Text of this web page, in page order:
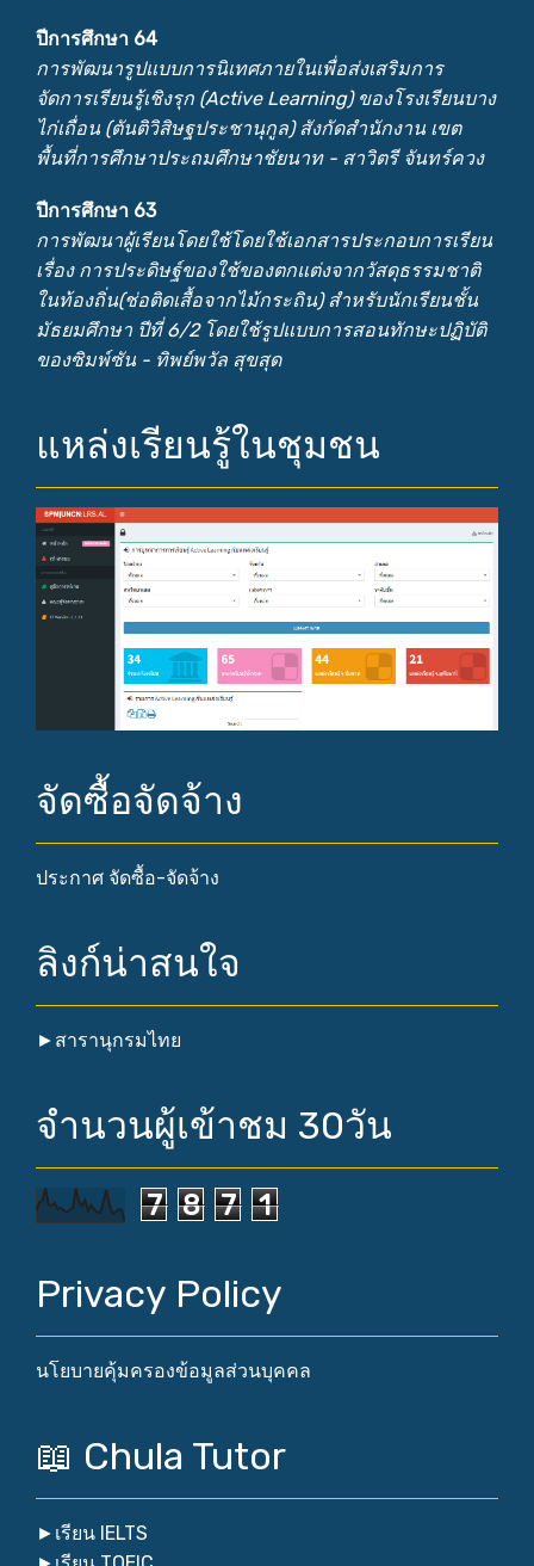
ปีการศึกษา 64
การพัฒนารูปแบบการนิเทศภายในเพื่อส่งเสริมการ
จัดการเรียนรู้เชิงรุก (Active Learning) ของโรงเรียนบาง
ไก่เถื่อน (ตันติวิสิษฐประชานุกูล) สังกัดสำนักงาน เขต
พื้นที่การศึกษาประถมศึกษาชัยนาท - สาวิตรี จันทร์ควง
ปีการศึกษา 63
การพัฒนาผู้เรียนโดยใช้โดยใช้เอกสารประกอบการเรียน
เรื่อง การประดิษฐ์ของใช้ของตกแต่งจากวัสดุธรรมชาติ
ในท้องถิ่น(ช่อติดเสื้อจากไม้กระถิน) สำหรับนักเรียนชั้น
มัธยมศึกษา ปีที่ 6/2 โดยใช้รูปแบบการสอนทักษะปฏิบัติ
ของซิมพ์ซัน - ทิพย์พวัล สุขสุด
แหล่งเรียนรู้ในชุมชน
จัดซื้อจัดจ้าง
ประกาศ จัดซื้อ-จัดจ้าง
ลิงก์น่าสนใจ
► สารานุกรมไทย
จำนวนผู้เข้าชม 30วัน
7 8 7 1
Privacy Policy
นโยบายคุ้มครองข้อมูลส่วนบุคคล
📖 Chula Tutor
► เรียน IELTS